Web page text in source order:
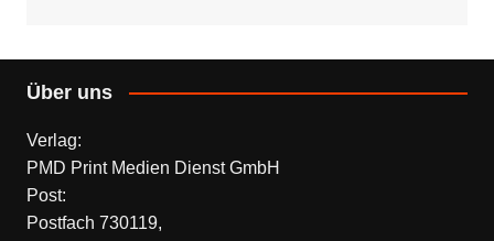
Über uns
Verlag:
PMD Print Medien Dienst GmbH
Post:
Postfach 730119,